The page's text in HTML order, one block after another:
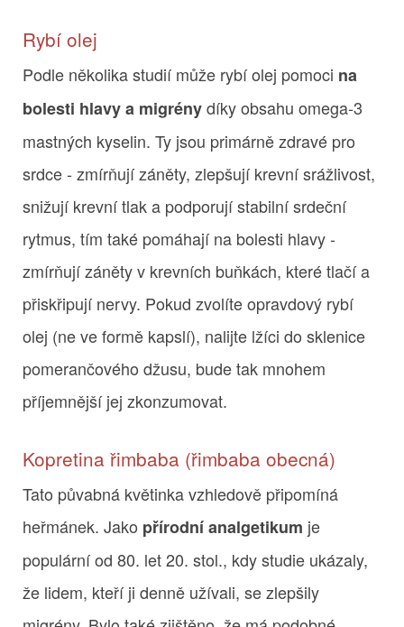
Rybí olej
Podle několika studií může rybí olej pomoci na
bolesti hlavy a migrénydíky obsahu omega-3
mastných kyselin. Ty jsou primárně zdravé pro
srdce - zmírňují záněty, zlepšují krevní srážlivost,
snižují krevní tlak a podporují stabilní srdeční
rytmus, tím také pomáhají na bolesti hlavy -
zmírňují záněty v krevních buňkách, které tlačí a
přiskřipují nervy. Pokud zvolíte opravdový rybí
olej (ne ve formě kapslí), nalijte lžíci do sklenice
pomerančového džusu, bude tak mnohem
příjemnější jej zkonzumovat.
Kopretina řimbaba (řimbaba obecná)
Tato půvabná květinka vzhledově připomíná
heřmánek. Jako přírodní analgetikum je
populární od 80. let 20. stol., kdy studie ukázaly,
že lidem, kteří ji denně užívali, se zlepšily